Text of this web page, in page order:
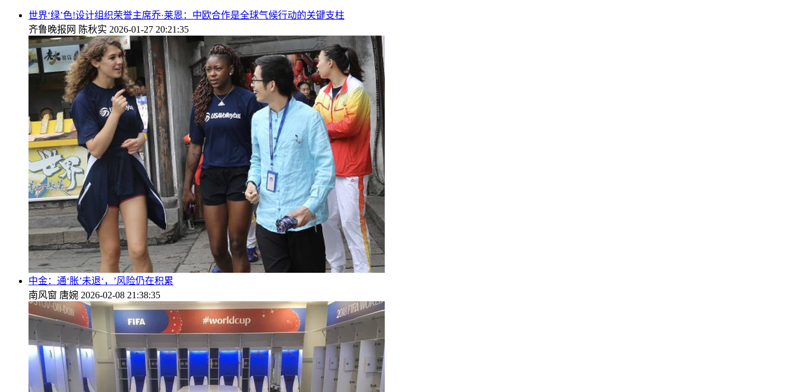
世界‘绿’色!设计组织荣誉主席乔·莱恩：中欧合作是全球气候行动的关键支柱
齐鲁晚报网 陈秋实 2026-01-27 20:21:35
中金：通‘胀’未退‘，’风险仍在积累
南风窗 唐婉 2026-02-08 21:38:35